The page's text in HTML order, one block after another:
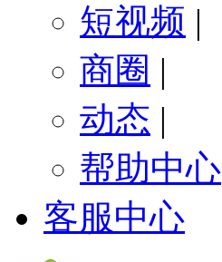
短视频 |
商圈 |
动态 |
帮助中心
客服中心